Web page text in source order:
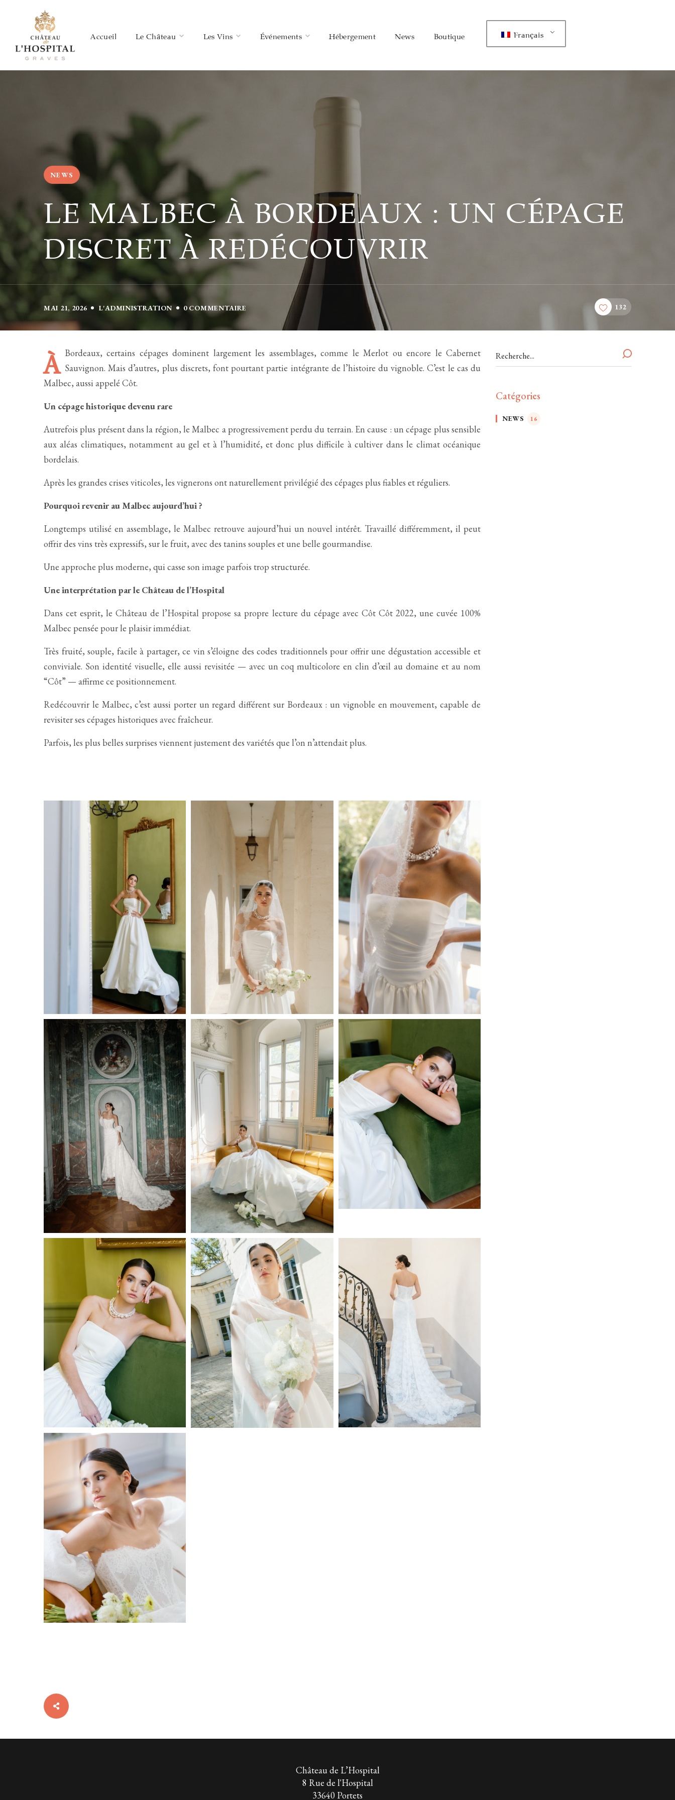
Accueil Le Château Les Vins Événements Hébergement News Boutique Français
NEWS
LE MALBEC À BORDEAUX : UN CÉPAGE
DISCRET À REDÉCOUVRIR
MAI 21, 2026 L'ADMINISTRATION 0 COMMENTAIRE 132
À
Bordeaux, certains cépages dominent largement les assemblages, comme le Merlot ou encore le Cabernet
Sauvignon. Mais d’autres, plus discrets, font pourtant partie intégrante de l’histoire du vignoble. C’est le cas du
Malbec, aussi appelé Côt.
Un cépage historique devenu rare
Autrefois plus présent dans la région, le Malbec a progressivement perdu du terrain. En cause : un cépage plus sensible
aux aléas climatiques, notamment au gel et à l’humidité, et donc plus difficile à cultiver dans le climat océanique
bordelais.
Après les grandes crises viticoles, les vignerons ont naturellement privilégié des cépages plus fiables et réguliers.
Pourquoi revenir au Malbec aujourd’hui ?
Longtemps utilisé en assemblage, le Malbec retrouve aujourd’hui un nouvel intérêt. Travaillé différemment, il peut
offrir des vins très expressifs, sur le fruit, avec des tanins souples et une belle gourmandise.
Une approche plus moderne, qui casse son image parfois trop structurée.
Une interprétation par le Château de l’Hospital
Dans cet esprit, le Château de l’Hospital propose sa propre lecture du cépage avec Côt Côt 2022, une cuvée 100%
Malbec pensée pour le plaisir immédiat.
Très fruité, souple, facile à partager, ce vin s’éloigne des codes traditionnels pour offrir une dégustation accessible et
conviviale. Son identité visuelle, elle aussi revisitée — avec un coq multicolore en clin d’œil au domaine et au nom
“Côt” — affirme ce positionnement.
Redécouvrir le Malbec, c’est aussi porter un regard différent sur Bordeaux : un vignoble en mouvement, capable de
revisiter ses cépages historiques avec fraîcheur.
Parfois, les plus belles surprises viennent justement des variétés que l’on n’attendait plus.
Catégories
NEWS 16
Château de L’Hospital
8 Rue de l'Hospital
33640 Portets